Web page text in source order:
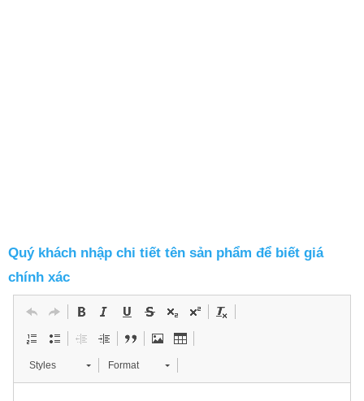
Quý khách nhập chi tiết tên sản phẩm để biết giá
chính xác
Styles Format